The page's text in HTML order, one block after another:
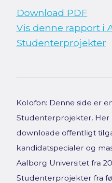
Download PDF
Vis denne rapport i
Studenterprojekter
Kolofon: Denne side er
Studenterprojekter. Her
downloade offentligt
kandidatspecialer og
Aalborg Universitet fra
Studenterprojekter fra